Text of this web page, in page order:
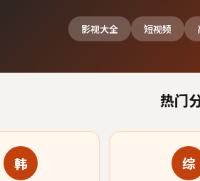
影视大全 短视频
热门
韩 综